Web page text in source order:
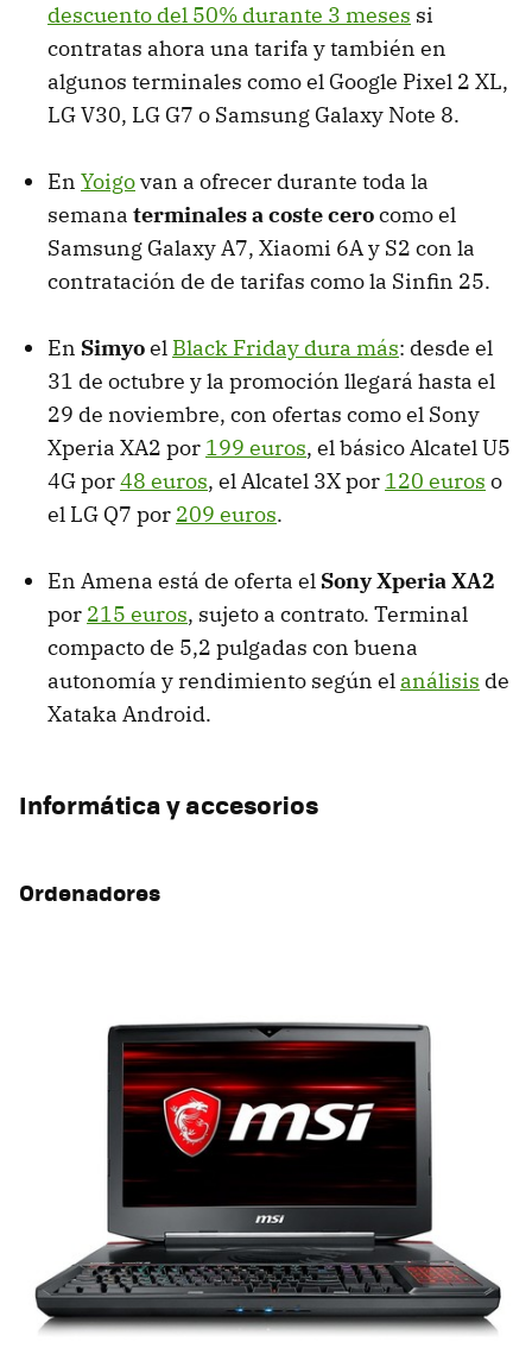
descuento del 50% durante 3 meses si
contratas ahora una tarifa y también en
algunos terminales como el Google Pixel 2 XL,
LG V30, LG G7 o Samsung Galaxy Note 8.
En Yoigovan a ofrecer durante toda la
semana terminales a coste cerocomo el
Samsung Galaxy A7, Xiaomi 6A y S2 con la
contratación de de tarifas como la Sinfin 25.
En Simyoel Black Friday dura más: desde el
31 de octubre y la promoción llegará hasta el
29 de noviembre, con ofertas como el Sony
Xperia XA2 por 199 euros, el básico Alcatel U5
4G por48 euros, el Alcatel 3X por 120 euros o
el LG Q7 por 209 euros.
En Amena está de oferta el Sony Xperia XA2
por 215 euros, sujeto a contrato. Terminal
compacto de 5,2 pulgadas con buena
autonomía y rendimiento según el análisis de
Xataka Android.
Informática y accesorios
Ordenadores